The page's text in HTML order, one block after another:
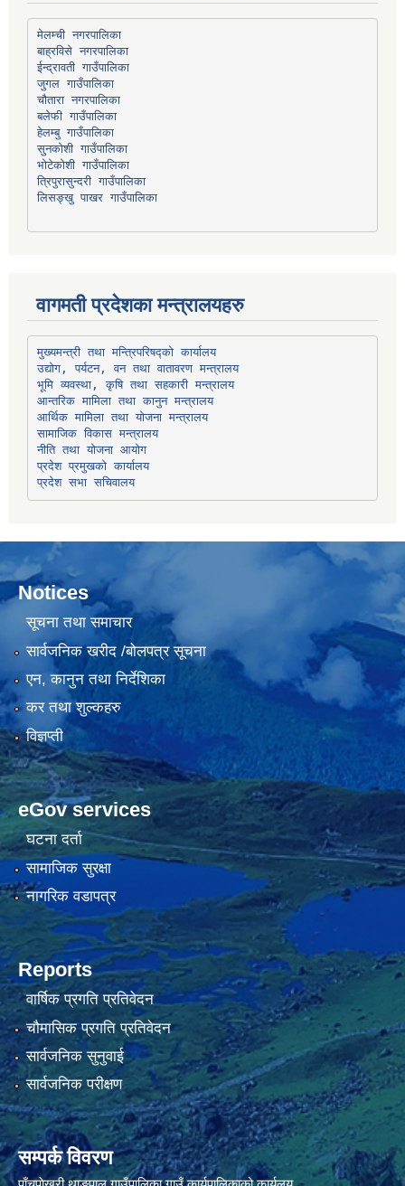
मेलम्ची नगरपालिका
बाह्रविसे नगरपालिका
ईन्द्रावती गाउँपालिका
जुगल गाउँपालिका
चौतारा नगरपालिका
बलेफी गाउँपालिका
हेलम्बु गाउँपालिका
सुनकोशी गाउँपालिका
भोटेकोशी गाउँपालिका
त्रिपुरासुन्दरी गाउँपालिका
लिसङ्खु पाखर गाउँपालिका
वागमती प्रदेशका मन्त्रालयहरु
मुख्यमन्त्री तथा मन्त्रिपरिषद्को कार्यालय
उद्योग, पर्यटन, वन तथा वातावरण मन्त्रालय
भूमि व्यवस्था, कृषि तथा सहकारी मन्त्रालय
आन्तरिक मामिला तथा कानुन मन्त्रालय
आर्थिक मामिला तथा योजना मन्त्रालय
सामाजिक विकास मन्त्रालय
नीति तथा योजना आयोग
प्रदेश प्रमुखको कार्यालय
प्रदेश सभा सचिवालय
Notices
सूचना तथा समाचार
सार्वजनिक खरीद /बोलपत्र सूचना
एन, कानुन तथा निर्देशिका
कर तथा शुल्कहरु
विज्ञप्ती
eGov services
घटना दर्ता
सामाजिक सुरक्षा
नागरिक वडापत्र
Reports
वार्षिक प्रगति प्रतिवेदन
चौमासिक प्रगति प्रतिवेदन
सार्वजनिक सुनुवाई
सार्वजनिक परीक्षण
सम्पर्क विवरण